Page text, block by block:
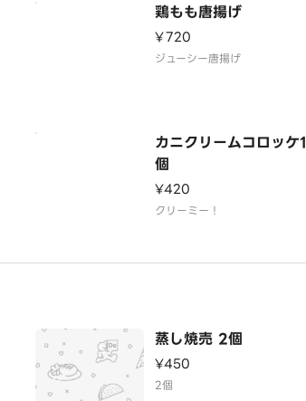
鶏もも唐揚げ
¥720
ジューシー唐揚げ
カニクリームコロッケ1
個
¥420
クリーミー！
蒸し焼売 2個
¥450
2個